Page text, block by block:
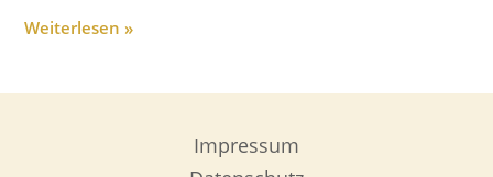
Weiterlesen »
Impressum